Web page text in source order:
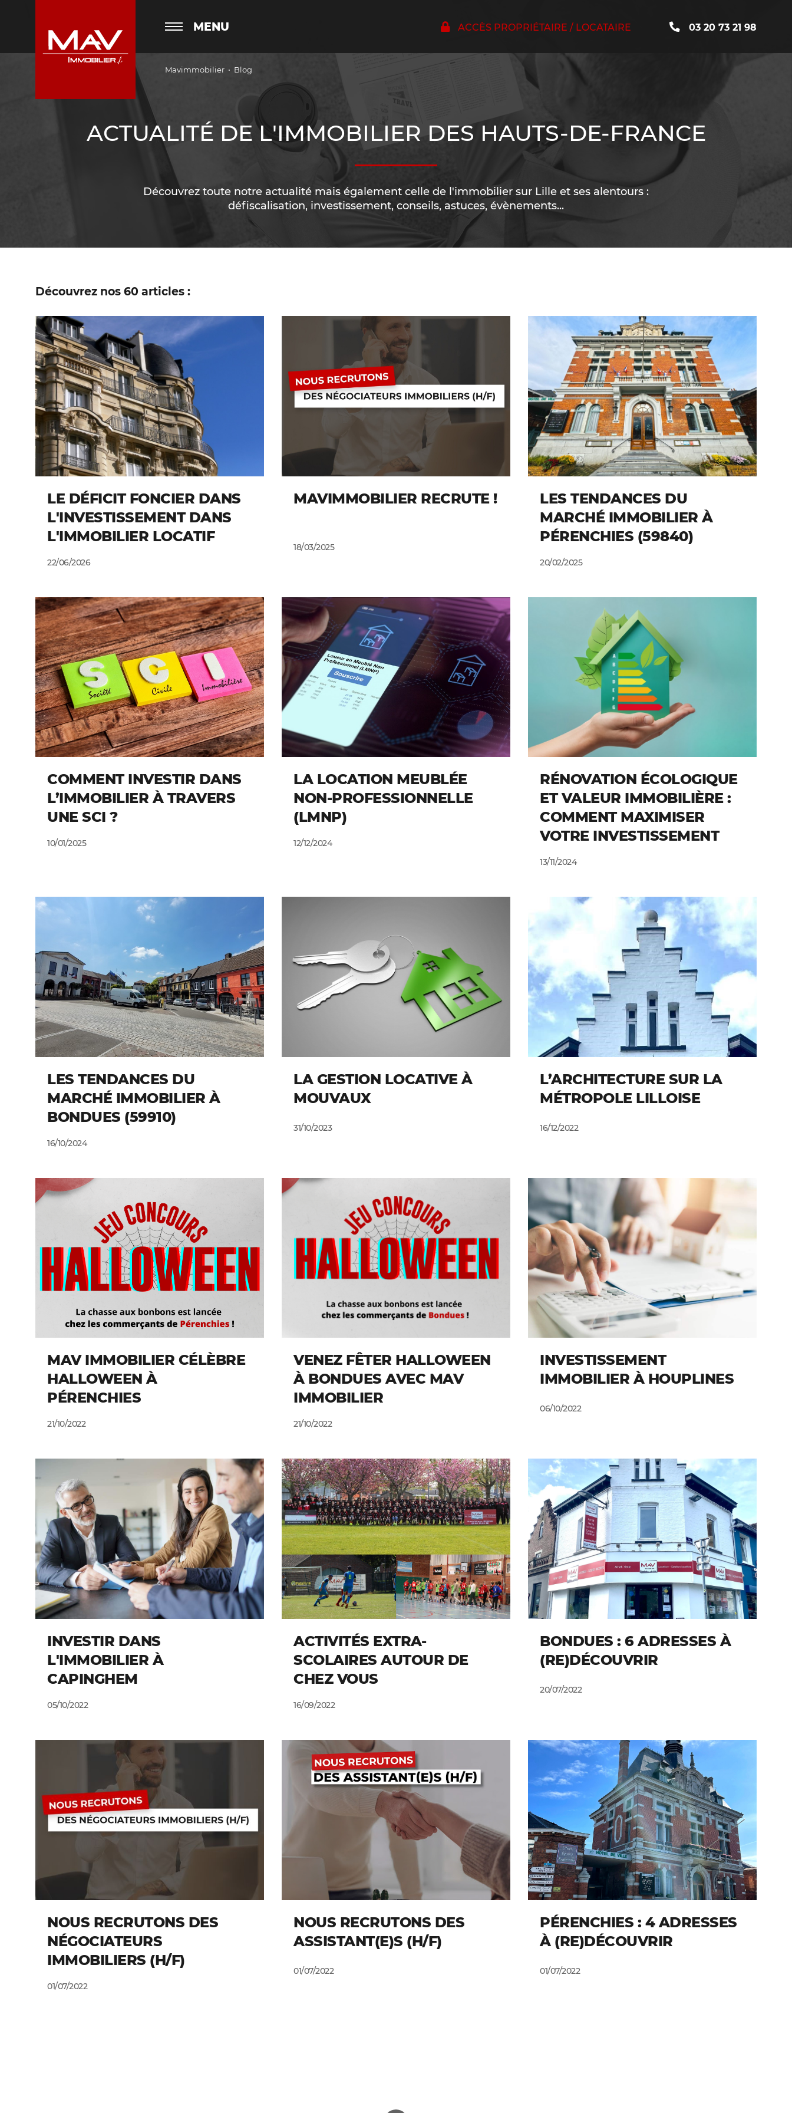
MENU ACCÈS PROPRIÉTAIRE / LOCATAIRE 03 20 73 21 98
Mavimmobilier Blog
ACTUALITÉ DE L'IMMOBILIER DES HAUTS-DE-FRANCE
Découvrez toute notre actualité mais également celle de l'immobilier sur Lille et ses alentours :
défiscalisation, investissement, conseils, astuces, évènements...
Découvrez nos60 articles :
LE DÉFICIT FONCIER DANS
L'INVESTISSEMENT DANS
L'IMMOBILIER LOCATIF
22/06/2026
MAVIMMOBILIER RECRUTE !
18/03/2025
LES TENDANCES DU
MARCHÉ IMMOBILIER À
PÉRENCHIES (59840)
20/02/2025
COMMENT INVESTIR DANS
L’IMMOBILIER À TRAVERS
UNE SCI ?
10/01/2025
LA LOCATION MEUBLÉE
NON-PROFESSIONNELLE
(LMNP)
12/12/2024
RÉNOVATION ÉCOLOGIQUE
ET VALEUR IMMOBILIÈRE :
COMMENT MAXIMISER
VOTRE INVESTISSEMENT
13/11/2024
LES TENDANCES DU
MARCHÉ IMMOBILIER À
BONDUES (59910)
16/10/2024
LA GESTION LOCATIVE À
MOUVAUX
31/10/2023
L’ARCHITECTURE SUR LA
MÉTROPOLE LILLOISE
16/12/2022
MAV IMMOBILIER CÉLÈBRE
HALLOWEEN À
PÉRENCHIES
21/10/2022
VENEZ FÊTER HALLOWEEN
À BONDUES AVEC MAV
IMMOBILIER
21/10/2022
INVESTISSEMENT
IMMOBILIER À HOUPLINES
06/10/2022
INVESTIR DANS
L'IMMOBILIER À
CAPINGHEM
05/10/2022
ACTIVITÉS EXTRA-
SCOLAIRES AUTOUR DE
CHEZ VOUS
16/09/2022
BONDUES : 6 ADRESSES À
(RE)DÉCOUVRIR
20/07/2022
NOUS RECRUTONS DES
NÉGOCIATEURS
IMMOBILIERS (H/F)
01/07/2022
NOUS RECRUTONS DES
ASSISTANT(E)S (H/F)
01/07/2022
PÉRENCHIES : 4 ADRESSES
À (RE)DÉCOUVRIR
01/07/2022